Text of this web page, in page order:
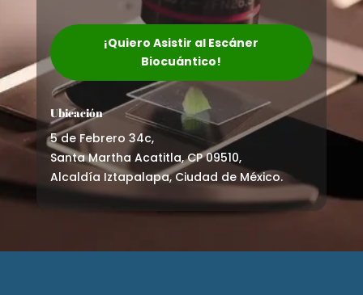
¡Quiero Asistir al Escáner
Biocuántico!
Ubicación
5 de Febrero 34c,
Santa Martha Acatitla, CP 09510,
Alcaldía Iztapalapa, Ciudad de México.